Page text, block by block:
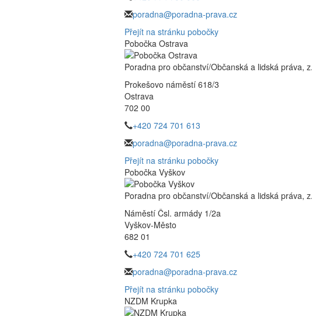
poradna@poradna-prava.cz
Přejít na stránku pobočky
Pobočka Ostrava
Poradna pro občanství/Občanská a lidská práva,
Prokešovo náměstí 618/3
Ostrava
702 00
+420 724 701 613
poradna@poradna-prava.cz
Přejít na stránku pobočky
Pobočka Vyškov
Poradna pro občanství/Občanská a lidská práva,
Náměstí Čsl. armády 1/2a
Vyškov-Město
682 01
+420 724 701 625
poradna@poradna-prava.cz
Přejít na stránku pobočky
NZDM Krupka